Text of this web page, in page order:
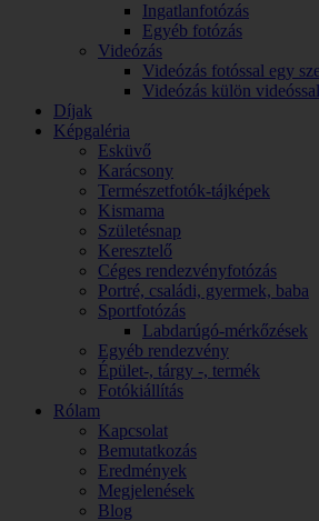
Ingatlanfotózás
Egyéb fotózás
Videózás
Videózás fotóssal egy
Videózás külön videóssal
Díjak
Képgaléria
Esküvő
Karácsony
Természetfotók-tájképek
Kismama
Születésnap
Keresztelő
Céges rendezvényfotózás
Portré, családi, gyermek, baba
Sportfotózás
Labdarúgó-mérkőzések
Egyéb rendezvény
Épület-, tárgy -, termék
Fotókiállítás
Rólam
Kapcsolat
Bemutatkozás
Eredmények
Megjelenések
Blog